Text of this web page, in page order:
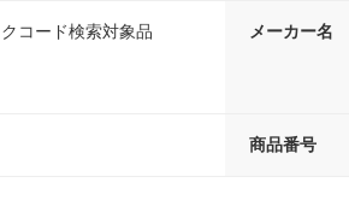
コード検索対象品 メーカー名
商品番号